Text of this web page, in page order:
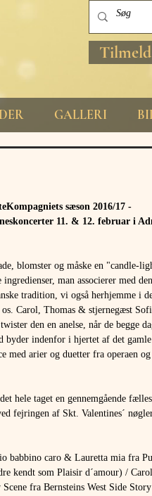
GALLERI
sæson 2016/17 -
11. & 12. februar i
blomster og måske en "candle-
ingredienser, man associerer med
tradition, vi også herhjemme i
Carol, Thomas & stjernegæst
twister den en anelse, når de begge
byder indenfor i hjertet af det
med arier og duetter fra operaen
hele taget en gennemgående
fejringen af Skt. Valentines´
babbino caro & Lauretta mia fra
kendt som Plaisir d´amour) /
fra Bernsteins West Side